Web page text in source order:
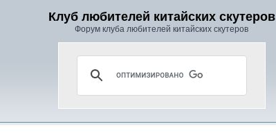
Клуб любителей китайских скутеров
Форум клуба любителей китайских скутеров